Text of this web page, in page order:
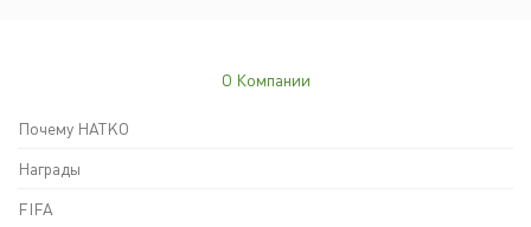
О Компании
Почему HATKO
Награды
FIFA